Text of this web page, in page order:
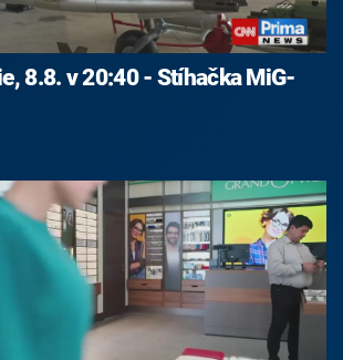
8.8. v 20:40 - Stíhačka MiG-